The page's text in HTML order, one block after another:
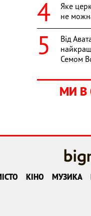
Яке
не
Від
Семом
МИ В
КІНО МУЗИКА